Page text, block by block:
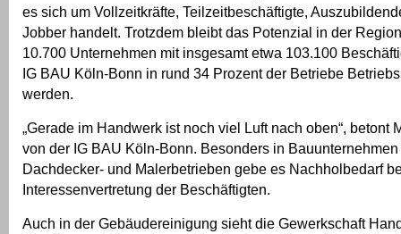
es sich um Vollzeitkräfte, Teilzeitbeschäftigte,
Jobber handelt. Trotzdem bleibt das Potenzial in der
10.700 Unternehmen mit insgesamt etwa 103.100
IG BAU Köln-Bonn in rund 34 Prozent der Betriebe
werden.
„Gerade im Handwerk ist noch viel Luft nach oben“, betont
von der IG BAU Köln-Bonn. Besonders in
Dachdecker- und Malerbetrieben gebe es Nachholbedarf
Interessenvertretung der Beschäftigten.
Auch in der Gebäudereinigung sieht die Gewerkschaft